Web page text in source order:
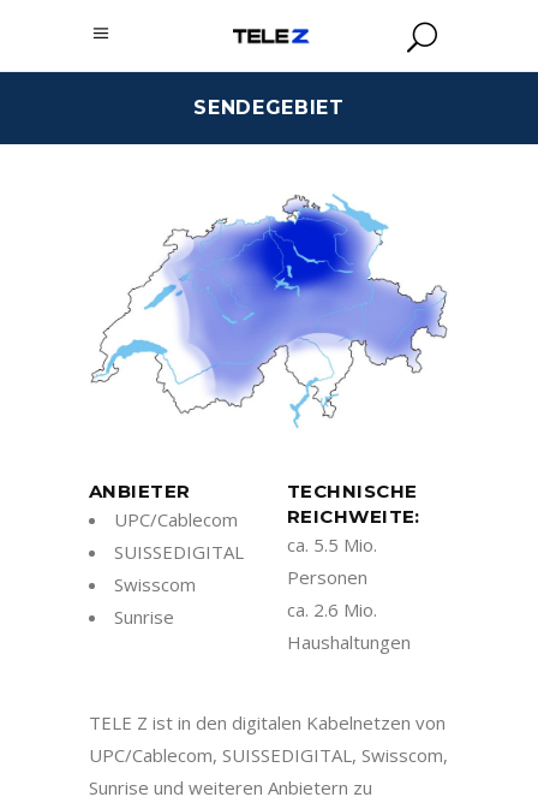
SENDEGEBIET
ANBIETER
UPC/Cablecom
SUISSEDIGITAL
Swisscom
Sunrise
TECHNISCHE
REICHWEITE:
ca. 5.5 Mio.
Personen
ca. 2.6 Mio.
Haushaltungen
TELE Z ist in den digitalen Kabelnetzen von
UPC/Cablecom, SUISSEDIGITAL, Swisscom,
Sunrise und weiteren Anbietern zu